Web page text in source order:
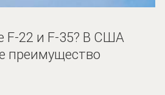
F-22 и F-35? В США
преимущество